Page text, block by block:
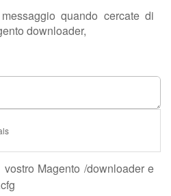
quando cercate di
downloader,
Magento /downloader e